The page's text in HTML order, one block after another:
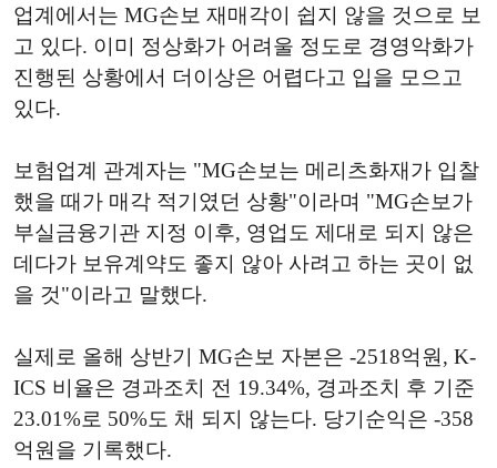
업계에서는 MG손보 재매각이 쉽지 않을 것으로 보
고 있다. 이미 정상화가 어려울 정도로 경영악화가
진행된 상황에서 더이상은 어렵다고 입을 모으고
있다.
보험업계 관계자는 "MG손보는 메리츠화재가 입찰
했을 때가 매각 적기였던 상황"이라며 "MG손보가
부실금융기관 지정 이후, 영업도 제대로 되지 않은
데다가 보유계약도 좋지 않아 사려고 하는 곳이 없
을 것"이라고 말했다.
실제로 올해 상반기 MG손보 자본은 -2518억원, K-
ICS 비율은 경과조치 전 19.34%, 경과조치 후 기준
23.01%로 50%도 채 되지 않는다. 당기순익은 -358
억원을 기록했다.